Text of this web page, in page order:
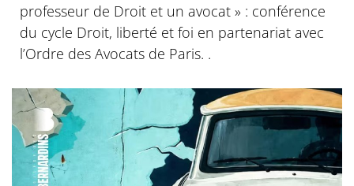
professeur de Droit et un avocat » : conférence
du cycle Droit, liberté et foi en partenariat avec
l’Ordre des Avocats de Paris. .